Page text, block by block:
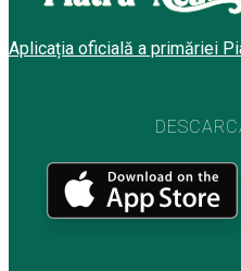
Aplicația oficială a primăriei